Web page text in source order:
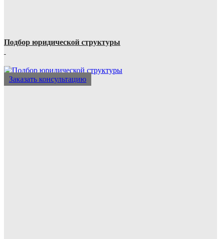
Подбор юридической структуры
Заказать консультацию